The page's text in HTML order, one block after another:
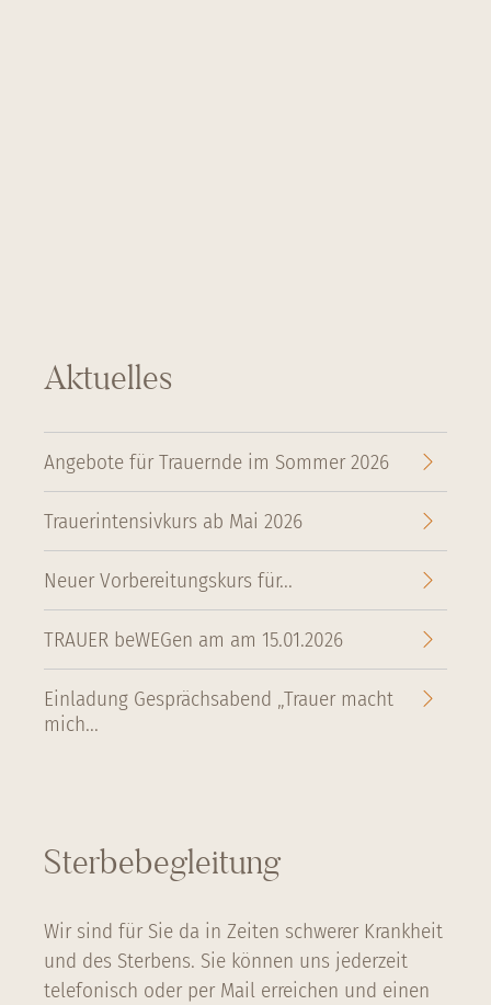
Aktuelles
Angebote für Trauernde im Sommer 2026
Trauerintensivkurs ab Mai 2026
Neuer Vorbereitungskurs für...
TRAUER beWEGen am am 15.01.2026
Einladung Gesprächsabend „Trauer macht
mich...
Sterbebegleitung
Wir sind für Sie da in Zeiten schwerer Krankheit
und des Sterbens. Sie können uns jederzeit
telefonisch oder per Mail erreichen und einen